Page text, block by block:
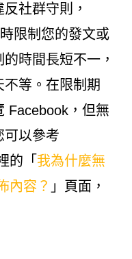
社群守則，
限制您的發文或
時間長短不一，
等。在限制期
Facebook，但無
可以參考
的「 我為什麼無
內容？ 」頁面，